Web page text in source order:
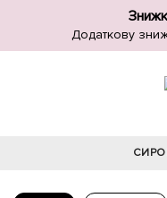
Додаткову